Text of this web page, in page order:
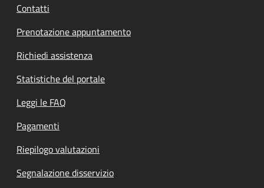
Contatti
Prenotazione appuntamento
Richiedi assistenza
Statistiche del portale
Leggi le FAQ
Pagamenti
Riepilogo valutazioni
Segnalazione disservizio